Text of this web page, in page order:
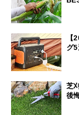
【
グ
芝
後